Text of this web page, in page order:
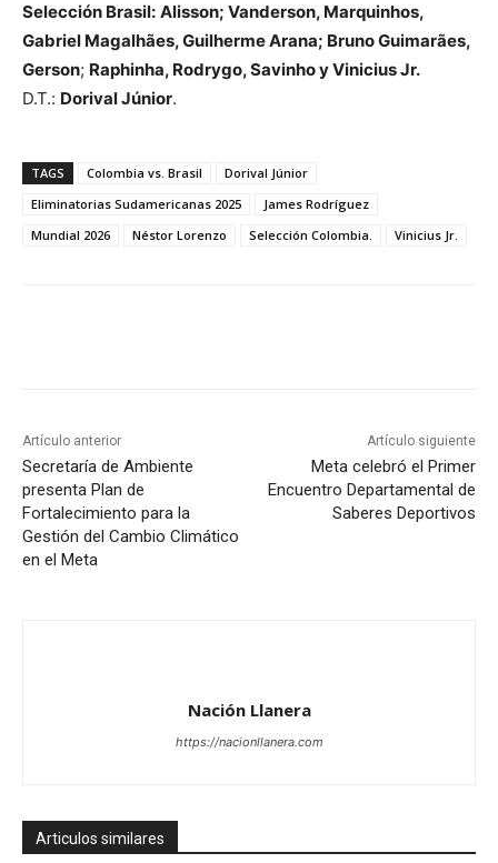
Selección Brasil: Alisson; Vanderson, Marquinhos,
Gabriel Magalhães, Guilherme Arana; Bruno Guimarães,
Gerson; Raphinha, Rodrygo, Savinho y Vinicius Jr.
D.T.: Dorival Júnior.
TAGS Colombia vs. Brasil
Dorival Júnior
Eliminatorias Sudamericanas 2025
James Rodríguez
Mundial 2026
Néstor Lorenzo Selección Colombia. Vinicius Jr.
Artículo anterior
Secretaría de Ambiente
presenta Plan de
Fortalecimiento para la
Gestión del Cambio Climático
en el Meta
Artículo siguiente
Meta celebró el Primer
Encuentro Departamental de
Saberes Deportivos
Nación Llanera
https://nacionllanera.com
Articulos similares